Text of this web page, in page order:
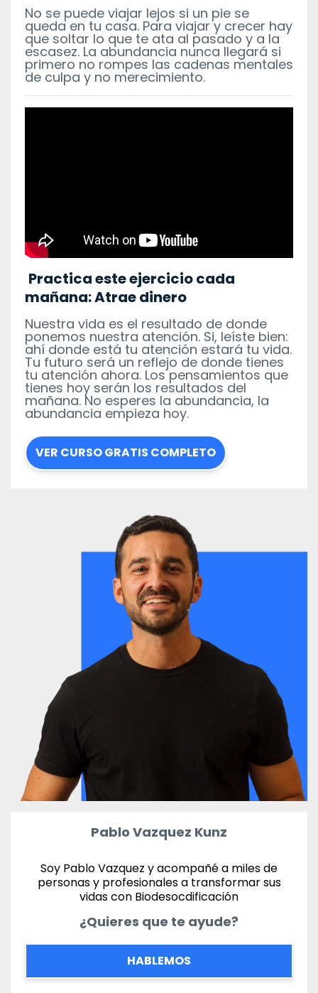
No se puede viajar lejos si un pie se
queda en tu casa. Para viajar y crecer hay
que soltar lo que te ata al pasado y a la
escasez. La abundancia nunca llegará si
primero no rompes las cadenas mentales
de culpa y no merecimiento.
Practica este ejercicio cada
mañana: Atrae dinero
Nuestra vida es el resultado de donde
ponemos nuestra atención. Si, leíste bien:
ahí donde está tu atención estará tu vida.
Tu futuro será un reflejo de donde tienes
tu atención ahora. Los pensamientos que
tienes hoy serán los resultados del
mañana. No esperes la abundancia, la
abundancia empieza hoy.
VER CURSO GRATIS COMPLETO
Pablo Vazquez Kunz
Soy Pablo Vazquez y acompañé a miles de
personas y profesionales a transformar sus
vidas con Biodesocdificación
¿Quieres que te ayude?
HABLEMOS